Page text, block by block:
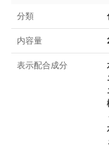
分類
内容量
表示配合成分